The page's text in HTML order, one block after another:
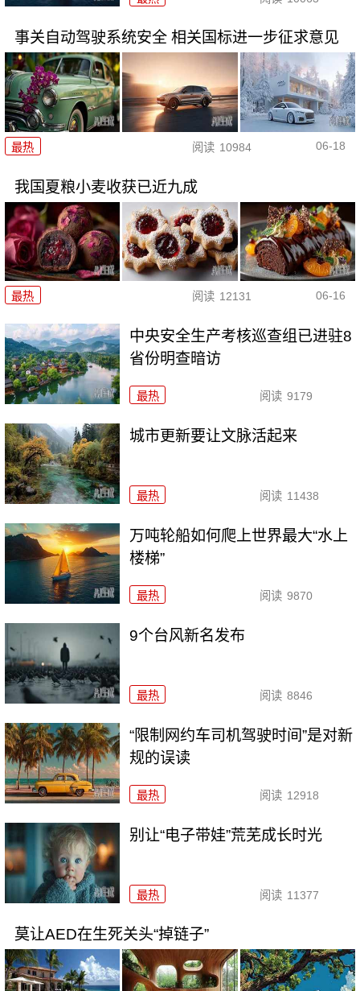
事关自动驾驶系统安全 相关国标进一步征求意见
最热 阅读 10984 06-18
我国夏粮小麦收获已近九成
最热 阅读 12131 06-16
中央安全生产考核巡查组已进驻8
省份明查暗访
最热 阅读 9179
城市更新要让文脉活起来
最热 阅读 11438
万吨轮船如何爬上世界最大“水上
楼梯”
最热 阅读 9870
9个台风新名发布
最热 阅读 8846
“限制网约车司机驾驶时间”是对新
规的误读
最热 阅读 12918
别让“电子带娃”荒芜成长时光
最热 阅读 11377
莫让AED在生死关头“掉链子”